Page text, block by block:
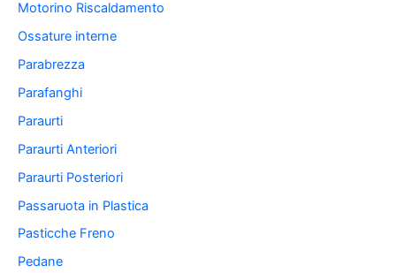
Motorino Riscaldamento
Ossature interne
Parabrezza
Parafanghi
Paraurti
Paraurti Anteriori
Paraurti Posteriori
Passaruota in Plastica
Pasticche Freno
Pedane